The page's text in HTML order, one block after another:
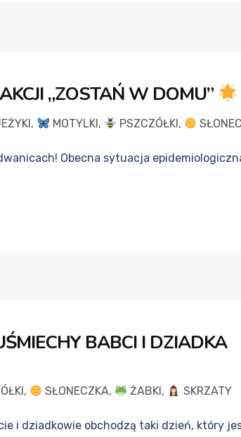
„ZOSTAŃ W DOMU”
, MOTYLKI, PSZCZÓŁKI,
Obecna sytuacja
BABCI I DZIADKA
, SŁONECZKA, ŻABKI, SKRZATY
i dziadkowie obchodzą taki dzień, który